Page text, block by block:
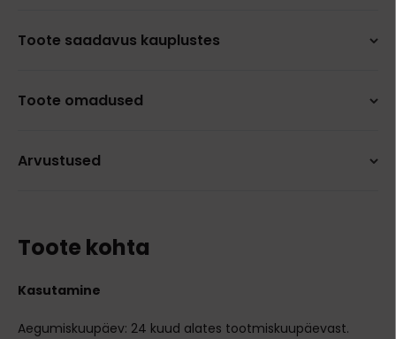
Toote saadavus kauplustes
Toote omadused
Arvustused
Toote kohta
Kasutamine
Aegumiskuupäev: 24 kuud alates tootmiskuupäevast.